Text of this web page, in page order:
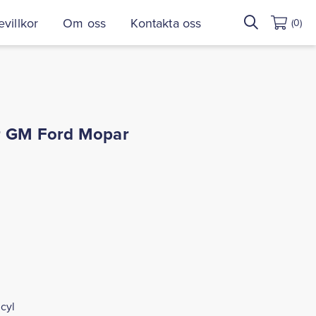
Om oss Kontakta oss
Sök
efter:
(0)
Ford Mopar